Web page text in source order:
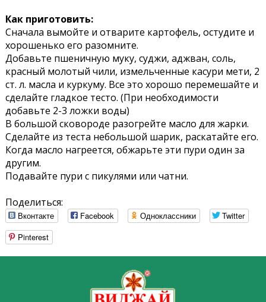
Как приготовить:
Сначала вымойте и отварите картофель, остудите и
хорошенько его разомните.
Добавьте пшеничную муку, суджи, аджван, соль,
красный молотый чили, измельченные касури мети, 2
ст. л. масла и куркуму. Все это хорошо перемешайте и
сделайте гладкое тесто. (При необходимости
добавьте 2-3 ложки воды)
В большой сковороде разогрейте масло для жарки.
Сделайте из теста небольшой шарик, раскатайте его.
Когда масло нагреется, обжарьте эти пури один за
другим.
Подавайте пури с пикулями или чатни.
Поделиться:
Вконтакте Facebook Одноклассники
Twitter
Pinterest